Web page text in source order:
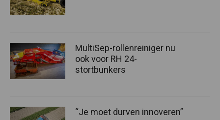
MultiSep-rollenreiniger nu
ook voor RH 24-
stortbunkers
“Je moet durven innoveren”